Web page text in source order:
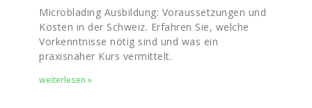
Microblading Ausbildung: Voraussetzungen und
Kosten in der Schweiz. Erfahren Sie, welche
Vorkenntnisse nötig sind und was ein
praxisnaher Kurs vermittelt.
weiterlesen »